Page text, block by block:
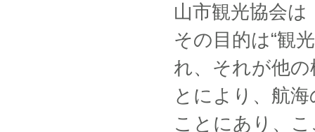
山市観光協会
その目的は“観
れ、それが他
とにより、航
ことにあり、